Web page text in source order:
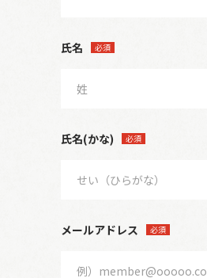
氏名 必須
氏名(かな) 必須
メールアドレス 必須